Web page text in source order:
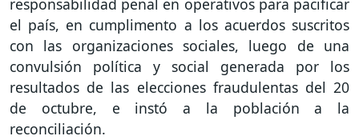
responsabilidad penal en operativos para pacificar
el país, en cumplimento a los acuerdos suscritos
con las organizaciones sociales, luego de una
convulsión política y social generada por los
resultados de las elecciones fraudulentas del 20
de octubre, e instó a la población a la
reconciliación.